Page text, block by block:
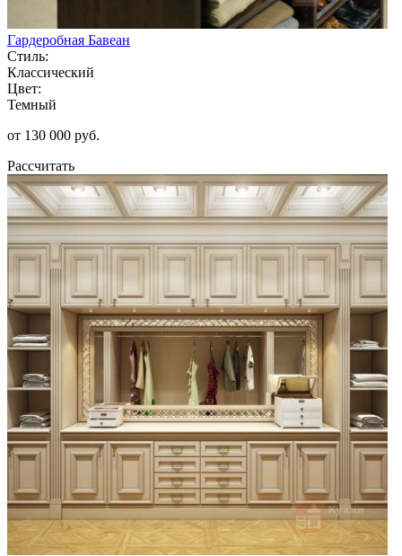
Гардеробная Бавеан
Стиль:
Классический
Цвет:
Темный
от 130 000 руб.
Рассчитать